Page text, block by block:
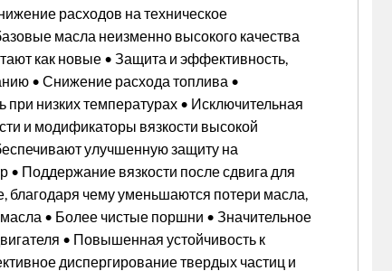
расходов на техническое
масла неизменно высокого качества
как новые • Защита и эффективность,
• Снижение расхода топлива •
низких температурах • Исключительная
и модификаторы вязкости высокой
улучшенную защиту на
Поддержание вязкости после сдвига для
чему уменьшаются потери масла,
• Более чистые поршни • Значительное
• Повышенная устойчивость к
диспергирование твердых частиц и